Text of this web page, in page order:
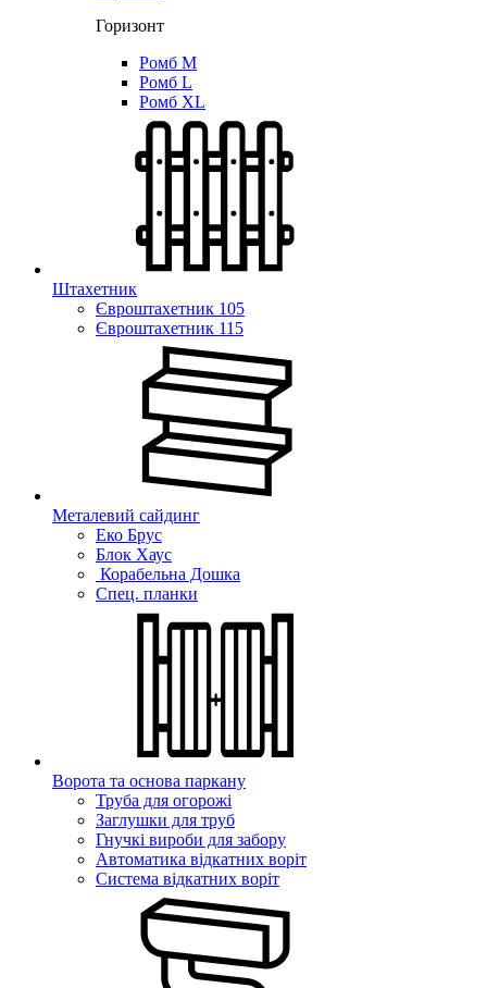
Горизонт
Ромб M
Ромб L
Ромб XL
Штахетник
Євроштахетник 105
Євроштахетник 115
Металевий сайдинг
Еко Брус
Блок Хаус
Корабельна Дошка
Спец. планки
Ворота та основа паркану
Труба для огорожі
Заглушки для труб
Гнучкі вироби для забору
Автоматика відкатних воріт
Система відкатних воріт